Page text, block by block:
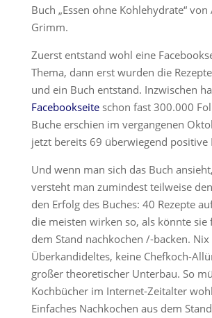
Buch „Essen ohne Kohlehydrate“
Grimm.
Zuerst entstand wohl eine
Thema, dann erst wurden die
und ein Buch entstand. Inzwischen
Facebookseiteschon fast 300.000
Buche erschien im vergangenen
jetzt bereits 69 überwiegend positive
Und wenn man sich das Buch
versteht man zumindest teilweise
den Erfolg des Buches: 40 Rezepte
die meisten wirken so, als könnte sie
dem Stand nachkochen /-backen. Nix
Überkandideltes, keine Chefkoch-
großer theoretischer Unterbau. So
Kochbücher im Internet-Zeitalter
Einfaches Nachkochen aus dem